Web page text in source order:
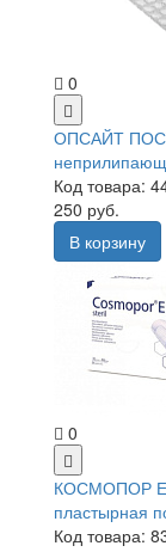
0
ОПСАЙТ
Код товара:
250 руб.
В корзину
0
КОСМОПОР Е
пластырная
Код товара: